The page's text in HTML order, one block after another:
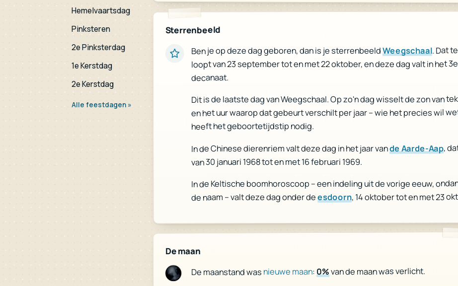
Hemelvaartsdag
Pinksteren
2e Pinksterdag
1e Kerstdag
2e Kerstdag
Alle feestdagen »
Sterrenbeeld
Ben je op deze dag geboren, dan is je sterrenbeeldWeegschaal. Dat
loopt van 23 september tot en met 22 oktober, en deze dag valt in het 3e
decanaat.
Dit is de laatste dag van Weegschaal. Op zo'n dag wisselt de zon van
en het uur waarop dat gebeurt verschilt per jaar – wie het precies wil
heeft het geboortetijdstip nodig.
In de Chinese dierenriem valt deze dag in het jaar vande Aarde-Aap,
van 30 januari 1968 tot en met 16 februari 1969.
In de Keltische boomhoroscoop – een indeling uit de vorige eeuw,
de naam – valt deze dag onder deesdoorn, 14 oktober tot en met 23
De maan
De maanstand was nieuwe maan: 0%van de maan was verlicht.